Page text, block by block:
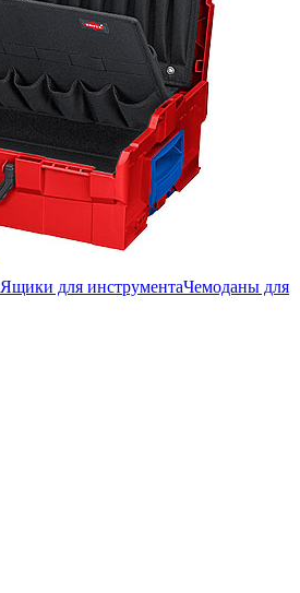
Ящики для инструментаЧемоданы для